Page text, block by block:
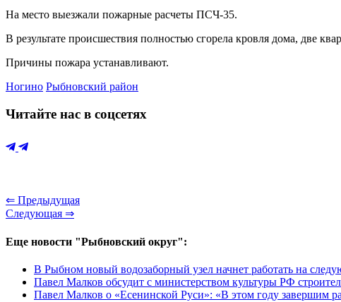
На место выезжали пожарные расчеты ПСЧ-35.
В результате происшествия полностью сгорела кровля дома, две
Причины пожара устанавливают.
Ногино Рыбновский район
Читайте нас в соцсетях
⇐ Предыдущая
Следующая ⇒
Еще новости "Рыбновский округ":
В Рыбном новый водозаборный узел начнет работать на
Павел Малков обсудит с министерством культуры РФ
Павел Малков о «Есенинской Руси»: «В этом году завершим